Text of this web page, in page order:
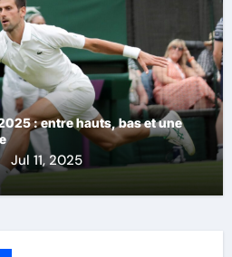
: entre hauts, bas et une
Jul 11, 2025